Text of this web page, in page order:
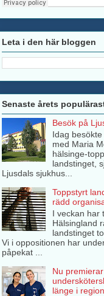
Leta i den här bloggen
Senaste årets
Besök på
Idag
med Maria
hälsinge-
landstinget,
Ljusdals sjukhus...
Toppstyrt
rädd
I veckan har
Hälsingland
landstinget
Vi i oppositionen har
påpekat ...
Nu
länge i